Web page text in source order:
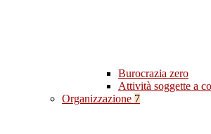
Burocrazia zero
Attività soggette a
Organizzazione 7